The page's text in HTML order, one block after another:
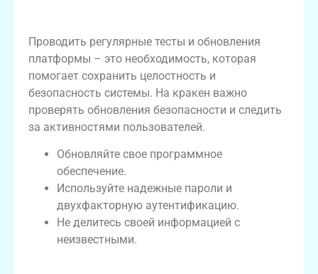
Проводить регулярные тесты и обновления
платформы – это необходимость, которая
помогает сохранить целостность и
безопасность системы. На кракен важно
проверять обновления безопасности и следить
за активностями пользователей.
Обновляйте свое программное
обеспечение.
Используйте надежные пароли и
двухфакторную аутентификацию.
Не делитесь своей информацией с
неизвестными.